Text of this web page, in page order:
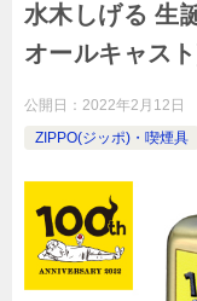
水木しげる 生
オールキャス
公開日： 2022年2月12日
ZIPPO(ジッポ)・喫煙具